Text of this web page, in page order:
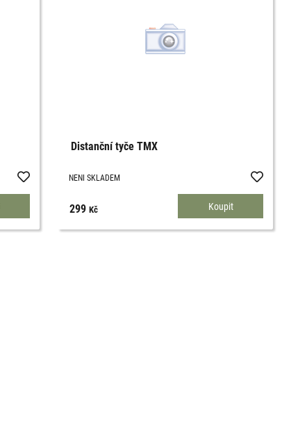
Distanční tyče TMX
NENI SKLADEM
299 Kč